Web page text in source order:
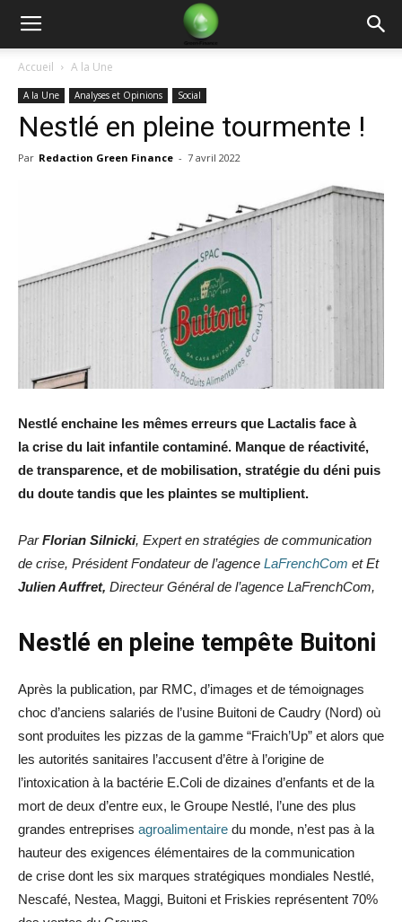
Green
Finance
Accueil A la Une
A la Une Analyses et Opinions Social
Nestlé en pleine tourmente !
Par Redaction Green Finance - 7 avril 2022
Nestlé enchaine les mêmes erreurs que Lactalis face à
la crise du lait infantile contaminé. Manque de réactivité,
de transparence, et de mobilisation, stratégie du déni puis
du doute tandis que les plaintes se multiplient.
ParFlorian Silnicki, Expert en stratégies de communication
de crise, Président Fondateur de l’agence LaFrenchCom etEt
Julien Auffret, Directeur Général de l’agence LaFrenchCom,
Nestlé en pleine tempête Buitoni
Après la publication, par RMC, d’images et de témoignages
choc d’anciens salariés de l’usine Buitoni de Caudry (Nord) où
sont produites les pizzas de la gamme “Fraich’Up” et alors que
les autorités sanitaires l’accusent d’être à l’origine de
l’intoxication à la bactérie E.Coli de dizaines d’enfants et de la
mort de deux d’entre eux, le Groupe Nestlé, l’une des plus
grandes entreprises agroalimentaire du monde, n’est pas à la
hauteur des exigences élémentaires de la communication
de crise dont les six marques stratégiques mondiales Nestlé,
Nescafé, Nestea, Maggi, Buitoni et Friskies représentent 70%